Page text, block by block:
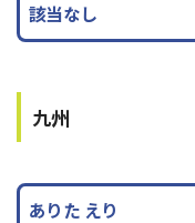
該当なし
九州
ありた えり